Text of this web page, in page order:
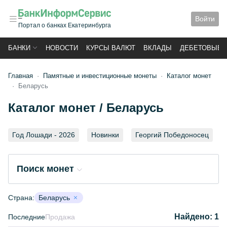
Портал о банках Екатеринбурга
Войти
БАНКИ НОВОСТИ КУРСЫ ВАЛЮТ ВКЛАДЫ ДЕБЕТОВЫЕ
Главная Памятные и инвестиционные монеты
Каталог монет
Беларусь
Каталог монет / Беларусь
Год Лошади - 2026 Новинки Георгий Победоносец
Поиск монет
Страна: Беларусь
ПоследниеПродажа Найдено: 1